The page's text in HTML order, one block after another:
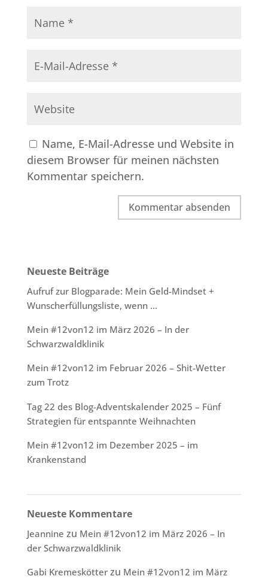
Name, E-Mail-Adresse und Website in
diesem Browser für meinen nächsten
Kommentar speichern.
Neueste Beiträge
Aufruf zur Blogparade: Mein Geld-Mindset +
Wunscherfüllungsliste, wenn …
Mein #12von12 im März 2026 – In der
Schwarzwaldklinik
Mein #12von12 im Februar 2026 – Shit-Wetter
zum Trotz
Tag 22 des Blog-Adventskalender 2025 – Fünf
Strategien für entspannte Weihnachten
Mein #12von12 im Dezember 2025 – im
Krankenstand
Neueste Kommentare
Jeannine zu Mein #12von12 im März 2026 – In
der Schwarzwaldklinik
Gabi Kremeskötterzu Mein #12von12 im März